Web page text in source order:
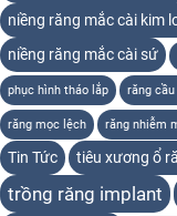
niềng răng mắc cài kim
niềng răng mắc cài sứ
phục hình tháo lắp răng
răng mọc lệch răng nhiễm
Tin Tức
tiêu xương ổ
trồng răng implant